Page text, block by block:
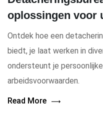
oplossingen voor
Ontdek hoe een
biedt, je laat werken in
ondersteunt je
arbeidsvoorwaarden.
Read More